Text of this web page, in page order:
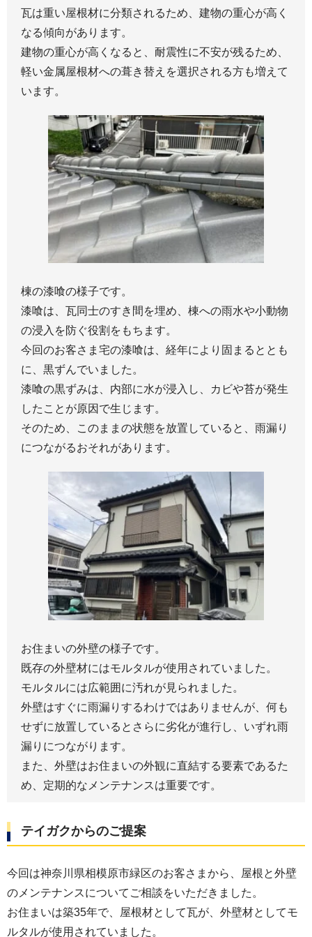
瓦は重い屋根材に分類されるため、建物の重心が高く
なる傾向があります。
建物の重心が高くなると、耐震性に不安が残るため、
軽い金属屋根材への葺き替えを選択される方も増えて
います。
棟の漆喰の様子です。
漆喰は、瓦同士のすき間を埋め、棟への雨水や小動物
の浸入を防ぐ役割をもちます。
今回のお客さま宅の漆喰は、経年により固まるととも
に、黒ずんでいました。
漆喰の黒ずみは、内部に水が浸入し、カビや苔が発生
したことが原因で生じます。
そのため、このままの状態を放置していると、雨漏り
につながるおそれがあります。
お住まいの外壁の様子です。
既存の外壁材にはモルタルが使用されていました。
モルタルには広範囲に汚れが見られました。
外壁はすぐに雨漏りするわけではありませんが、何も
せずに放置しているとさらに劣化が進行し、いずれ雨
漏りにつながります。
また、外壁はお住まいの外観に直結する要素であるた
め、定期的なメンテナンスは重要です。
テイガクからのご提案
今回は神奈川県相模原市緑区のお客さまから、屋根と外壁
のメンテナンスについてご相談をいただきました。
お住まいは築35年で、屋根材として瓦が、外壁材としてモ
ルタルが使用されていました。